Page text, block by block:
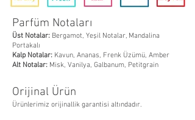
Parfüm Notaları
Üst Notalar: Bergamot, Yeşil Notalar, Mandalina
Portakalı
Kalp Notalar: Kavun, Ananas, Frenk Üzümü, Amber
Alt Notalar: Misk, Vanilya, Galbanum, Petitgrain
Orijinal Ürün
Ürünlerimiz orijinallik garantisi altındadır.